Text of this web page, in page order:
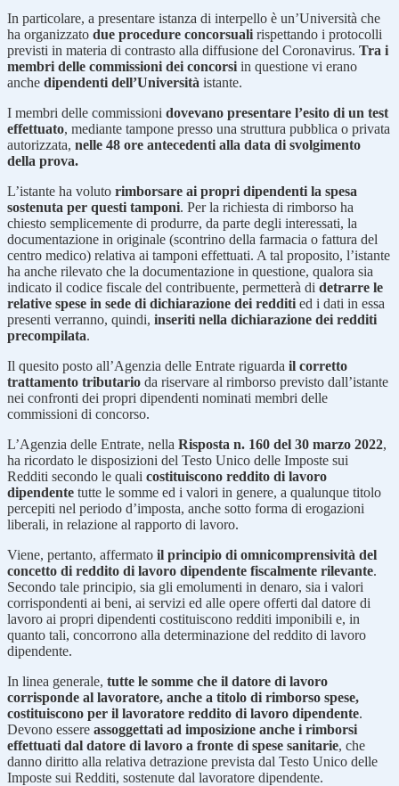
In particolare, a presentare istanza di interpello è un’Università che
ha organizzato due procedure concorsuali rispettando i protocolli
previsti in materia di contrasto alla diffusione del Coronavirus. Tra i
membri delle commissioni dei concorsi in questione vi erano
anche dipendenti dell’Università istante.
I membri delle commissioni dovevano presentare l’esito di un test
effettuato, mediante tampone presso una struttura pubblica o privata
autorizzata, nelle 48 ore antecedenti alla data di svolgimento
della prova.
L’istante ha voluto rimborsare ai propri dipendenti la spesa
sostenuta per questi tamponi. Per la richiesta di rimborso ha
chiesto semplicemente di produrre, da parte degli interessati, la
documentazione in originale (scontrino della farmacia o fattura del
centro medico) relativa ai tamponi effettuati. A tal proposito, l’istante
ha anche rilevato che la documentazione in questione, qualora sia
indicato il codice fiscale del contribuente, permetterà di detrarre le
relative spese in sede di dichiarazione dei redditi ed i dati in essa
presenti verranno, quindi, inseriti nella dichiarazione dei redditi
precompilata.
Il quesito posto all’Agenzia delle Entrate riguarda il corretto
trattamento tributario da riservare al rimborso previsto dall’istante
nei confronti dei propri dipendenti nominati membri delle
commissioni di concorso.
L’Agenzia delle Entrate, nella Risposta n. 160 del 30 marzo 2022,
ha ricordato le disposizioni del Testo Unico delle Imposte sui
Redditi secondo le quali costituiscono reddito di lavoro
dipendente tutte le somme ed i valori in genere, a qualunque titolo
percepiti nel periodo d’imposta, anche sotto forma di erogazioni
liberali, in relazione al rapporto di lavoro.
Viene, pertanto, affermato il principio di omnicomprensività del
concetto di reddito di lavoro dipendente fiscalmente rilevante.
Secondo tale principio, sia gli emolumenti in denaro, sia i valori
corrispondenti ai beni, ai servizi ed alle opere offerti dal datore di
lavoro ai propri dipendenti costituiscono redditi imponibili e, in
quanto tali, concorrono alla determinazione del reddito di lavoro
dipendente.
In linea generale, tutte le somme che il datore di lavoro
corrisponde al lavoratore, anche a titolo di rimborso spese,
costituiscono per il lavoratore reddito di lavoro dipendente.
Devono essere assoggettati ad imposizione anche i rimborsi
effettuati dal datore di lavoro a fronte di spese sanitarie, che
danno diritto alla relativa detrazione prevista dal Testo Unico delle
Imposte sui Redditi, sostenute dal lavoratore dipendente.